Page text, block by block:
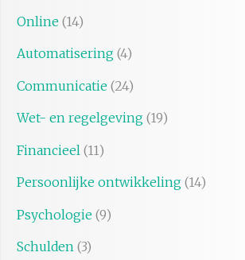
Online (14)
Automatisering (4)
Communicatie (24)
Wet- en regelgeving (19)
Financieel (11)
Persoonlijke ontwikkeling (14)
Psychologie (9)
Schulden (3)